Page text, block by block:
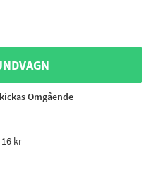
Omgående
16 kr